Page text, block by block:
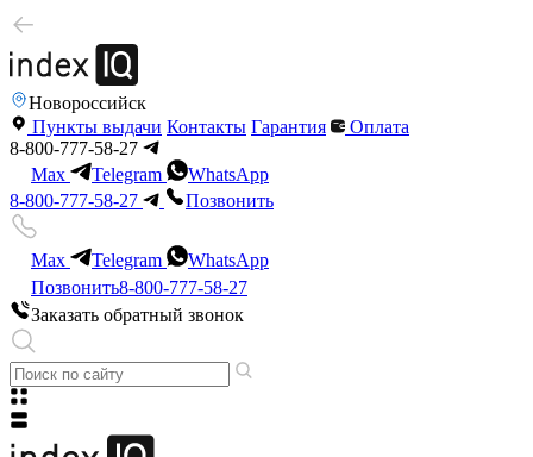
Новороссийск
Пункты выдачи Контакты Гарантия
Оплата
8-800-777-58-27
Max
Telegram
WhatsApp
8-800-777-58-27
Позвонить
Max Telegram
WhatsApp
Позвонить8-800-777-58-27
Заказать обратный звонок